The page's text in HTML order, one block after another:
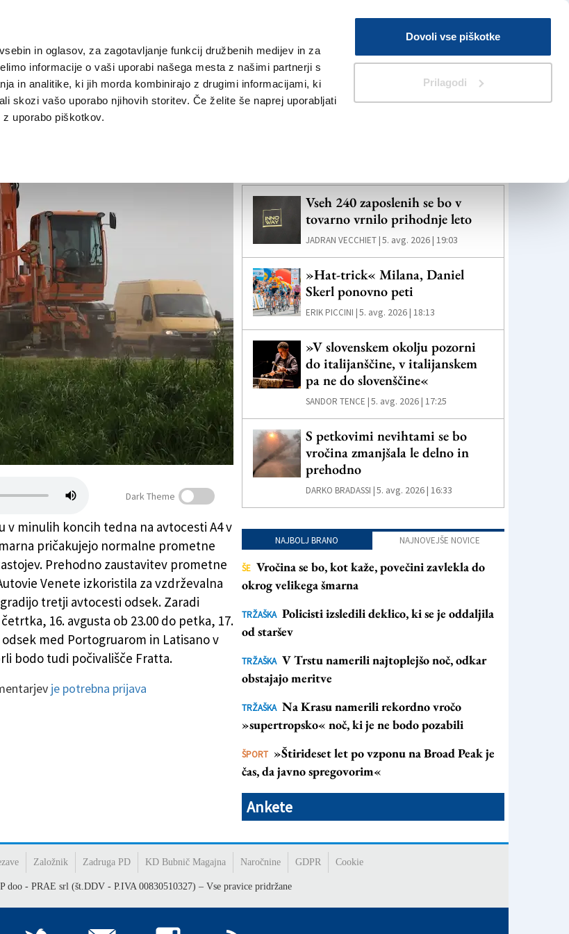
in oglasov, za zagotavljanje funkcij družbenih medijev in za
informacije o vaši uporabi našega mesta z našimi partnerji s
in analitike, ki jih morda kombinirajo z drugimi informacijami, ki
skozi vašo uporabo njihovih storitev. Če želite še naprej uporabljati
uporabo piškotkov.
Dovoli vse piškotke
Prilagodi
V Kioskih
Iskanje
TRŽAŠKA GORIŠKA KULTURA ŠPORT ŠE
A4
Dark Theme
v minulih koncih tedna na avtocesti A4 v
pričakujejo normalne prometne
Prehodno zaustavitev prometne
Venete izkoristila za vzdrževalna
tretji avtocesti odsek. Zaradi
16. avgusta ob 23.00 do petka, 17.
odsek med Portogruarom in Latisano v
bodo tudi počivališče Fratta.
je potrebna prijava
Vseh 240 zaposlenih se bo v
tovarno vrnilo prihodnje leto
JADRAN VECCHIET |5. avg. 2026 | 19:03
»Hat-trick« Milana, Daniel
Skerl ponovno peti
ERIK PICCINI |5. avg. 2026 | 18:13
»V slovenskem okolju pozorni
do italijanščine, v italijanskem
pa ne do slovenščine«
SANDOR TENCE |5. avg. 2026 | 17:25
S petkovimi nevihtami se bo
vročina zmanjšala le delno in
prehodno
DARKO BRADASSI |5. avg. 2026 | 16:33
NAJBOLJ BRANO NAJNOVEJŠE NOVICE
ŠE Vročina se bo, kot kaže, povečini zavlekla do
okrog velikega šmarna
TRŽAŠKA Policisti izsledili deklico, ki se je oddaljila
od staršev
TRŽAŠKA V Trstu namerili najtoplejšo noč, odkar
obstajajo meritve
TRŽAŠKA Na Krasu namerili rekordno vročo
»supertropsko« noč, ki je ne bodo pozabili
ŠPORT »Štirideset let po vzponu na Broad Peak je
čas, da javno spregovorim«
Ankete
Založnik Zadruga PD KD Bubnič Magajna Naročnine GDPR Cookie
doo - PRAE srl (št.DDV - P.IVA 00830510327) – Vse pravice pridržane